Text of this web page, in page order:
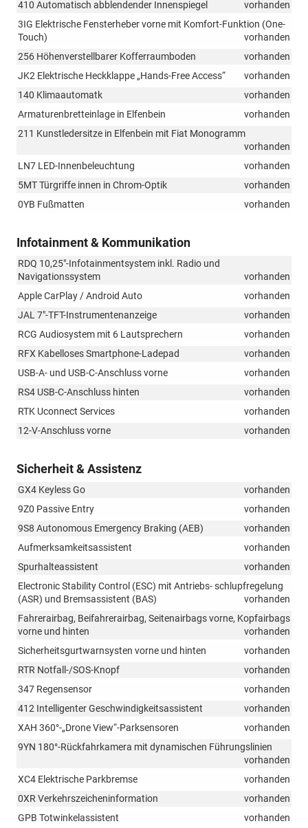
410 Automatisch abblendender Innenspiegel
vorhanden
3IG Elektrische Fensterheber vorne mit Komfort-Funktion (One-
Touch)
vorhanden
256 Höhenverstellbarer Kofferraumboden
vorhanden
JK2 Elektrische Heckklappe „Hands-Free Access“
vorhanden
140 Klimaautomatk
vorhanden
Armaturenbretteinlage in Elfenbein
vorhanden
211 Kunstledersitze in Elfenbein mit Fiat Monogramm
vorhanden
LN7 LED-Innenbeleuchtung
vorhanden
5MT Türgriffe innen in Chrom-Optik
vorhanden
0YB Fußmatten
vorhanden
Infotainment & Kommunikation
RDQ 10,25"-Infotainmentsystem inkl. Radio und
Navigationssystem
vorhanden
Apple CarPlay / Android Auto
vorhanden
JAL 7"-TFT-Instrumentenanzeige
vorhanden
RCG Audiosystem mit 6 Lautsprechern
vorhanden
RFX Kabelloses Smartphone-Ladepad
vorhanden
USB-A- und USB-C-Anschluss vorne
vorhanden
RS4 USB-C-Anschluss hinten
vorhanden
RTK Uconnect Services
vorhanden
12-V-Anschluss vorne
vorhanden
Sicherheit & Assistenz
GX4 Keyless Go
vorhanden
9Z0 Passive Entry
vorhanden
9S8 Autonomous Emergency Braking (AEB)
vorhanden
Aufmerksamkeitsassistent
vorhanden
Spurhalteassistent
vorhanden
Electronic Stability Control (ESC) mit Antriebs- schlupfregelung
(ASR) und Bremsassistent (BAS)
vorhanden
Fahrerairbag, Beifahrerairbag, Seitenairbags vorne, Kopfairbags
vorne und hinten
vorhanden
Sicherheitsgurtwarnsysten vorne und hinten
vorhanden
RTR Notfall-/SOS-Knopf
vorhanden
347 Regensensor
vorhanden
412 Intelligenter Geschwindigkeitsassistent
vorhanden
XAH 360°-„Drone View“-Parksensoren
vorhanden
9YN 180°-Rückfahrkamera mit dynamischen Führungslinien
vorhanden
XC4 Elektrische Parkbremse
vorhanden
0XR Verkehrszeicheninformation
vorhanden
GPB Totwinkelassistent
vorhanden